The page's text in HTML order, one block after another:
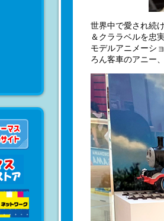
世界中で愛され続
＆クララベルを忠
モデルアニメーシ
ろん客車のアニー